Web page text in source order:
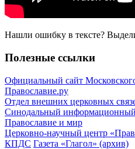
Нашли ошибку в тексте?
Полезные ссылки
Официальный сайт
Православие.ру
Отдел внешних церковных
Синодальный
Православие и мир
Церковно-научный центр
КПДС Газета «Глагол» (архив)